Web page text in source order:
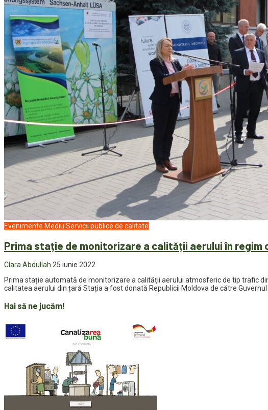
Evenimente Mediu Servicii publice de calitate
Prima stație de monitorizare a calității aerului în regim
Clara Abdullah 25 iunie 2022
Prima stație automată de monitorizare a calității aerului atmosferic de tip trafic
calitatea aerului din țară Stația a fost donată Republicii Moldova de către
Hai să ne jucăm!